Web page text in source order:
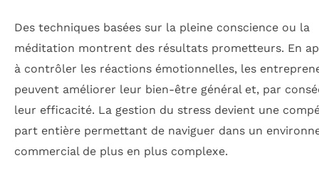
Des techniques basées sur la pleine conscience ou la
méditation montrent des résultats prometteurs. En
à contrôler les réactions émotionnelles, les
peuvent améliorer leur bien-être général et, par
leur efficacité. La gestion du stress devient une
part entière permettant de naviguer dans un
commercial de plus en plus complexe.